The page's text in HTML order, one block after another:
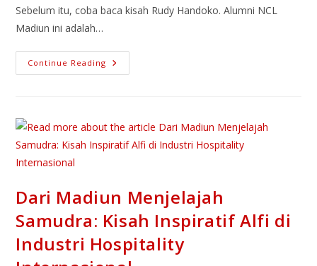
Sebelum itu, coba baca kisah Rudy Handoko. Alumni NCL
Madiun ini adalah…
Continue Reading
Dari Madiun Menjelajah
Samudra: Kisah Inspiratif Alfi di
Industri Hospitality